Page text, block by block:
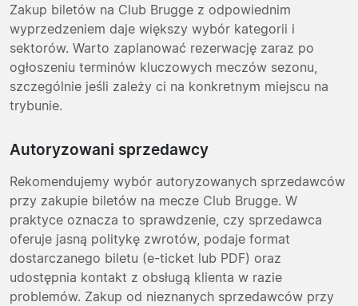
Zakup biletów na Club Brugge z odpowiednim
wyprzedzeniem daje większy wybór kategorii i
sektorów. Warto zaplanować rezerwację zaraz po
ogłoszeniu terminów kluczowych meczów sezonu,
szczególnie jeśli zależy ci na konkretnym miejscu na
trybunie.
Autoryzowani sprzedawcy
Rekomendujemy wybór autoryzowanych sprzedawców
przy zakupie biletów na mecze Club Brugge. W
praktyce oznacza to sprawdzenie, czy sprzedawca
oferuje jasną politykę zwrotów, podaje format
dostarczanego biletu (e-ticket lub PDF) oraz
udostępnia kontakt z obsługą klienta w razie
problemów. Zakup od nieznanych sprzedawców przy